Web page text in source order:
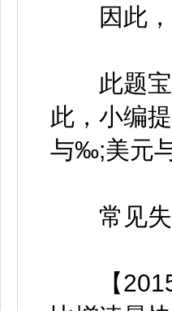
因此，
此题宝
此，小编
与‰;美元
常见失
【2015